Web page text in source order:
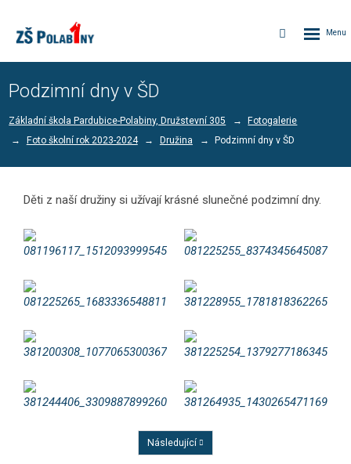
Vyhledávání
Podzimní dny v ŠD
Základní škola Pardubice-Polabiny, Družstevní 305
Fotogalerie
Foto školní rok 2023-2024
Družina Podzimní dny v ŠD
Děti z naší družiny si užívají krásné slunečné podzimní dny.
Předchozí
Následující